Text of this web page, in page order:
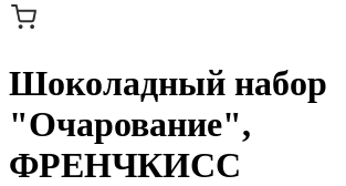
Шоколадный набор
"Очарование",
ФРЕНЧКИСС